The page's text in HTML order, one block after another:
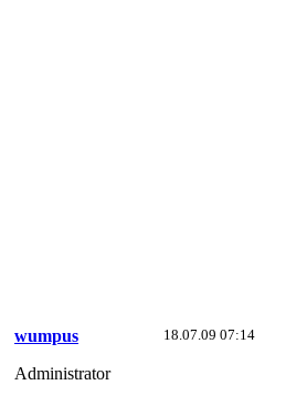
18.07.09 07:14
wumpus
Administrator